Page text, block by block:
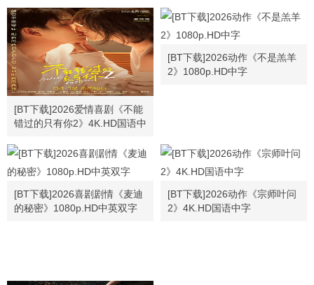
[BT下载]2026爱情喜剧《不能
错过的只有你2》4K.HD国语中
[BT下载]2026动作《不是羔羊
2》1080p.HD中字
[BT下载]2026喜剧剧情《麦迪
的秘密》1080p.HD中英双字
[BT下载]2026动作《宗师叶问
2》4K.HD国语中字